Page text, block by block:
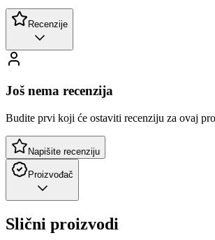
Recenzije
Još nema recenzija
Budite prvi koji će ostaviti recenziju za ovaj
Napišite recenziju
Proizvođač
Slični proizvodi